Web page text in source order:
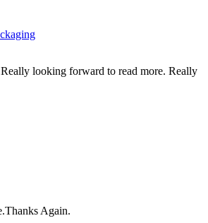
looking forward to read more. Really
Again.